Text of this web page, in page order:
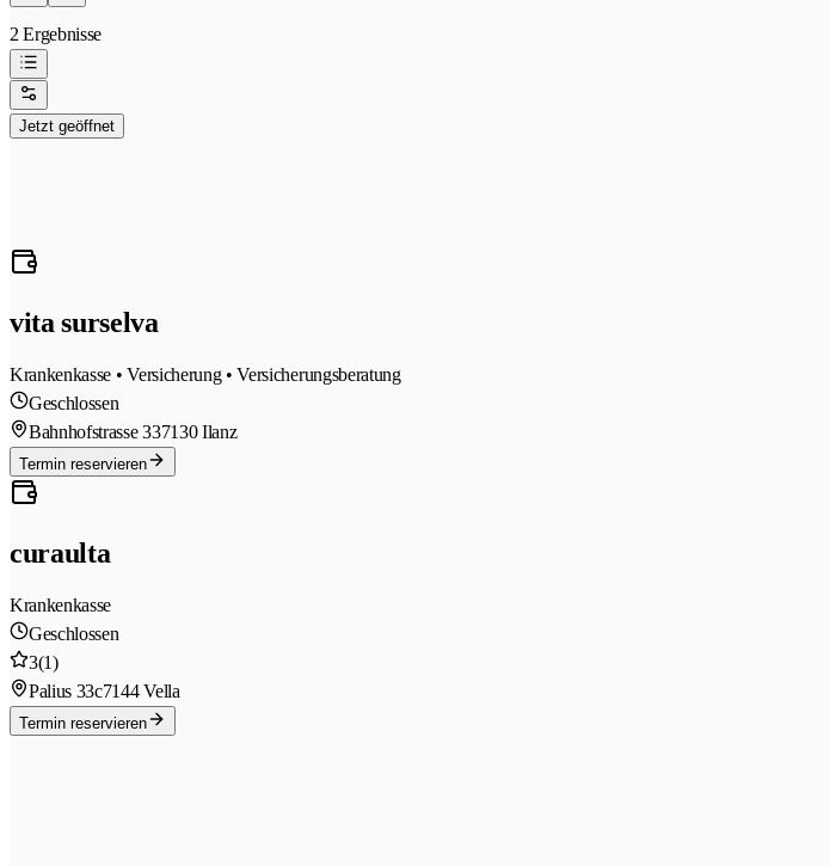
2 Ergebnisse
Jetzt geöffnet
vita surselva
Krankenkasse • Versicherung • Versicherungsberatung
Geschlossen
Bahnhofstrasse 337130 Ilanz
Termin reservieren
curaulta
Krankenkasse
Geschlossen
3(1)
Palius 33c7144 Vella
Termin reservieren